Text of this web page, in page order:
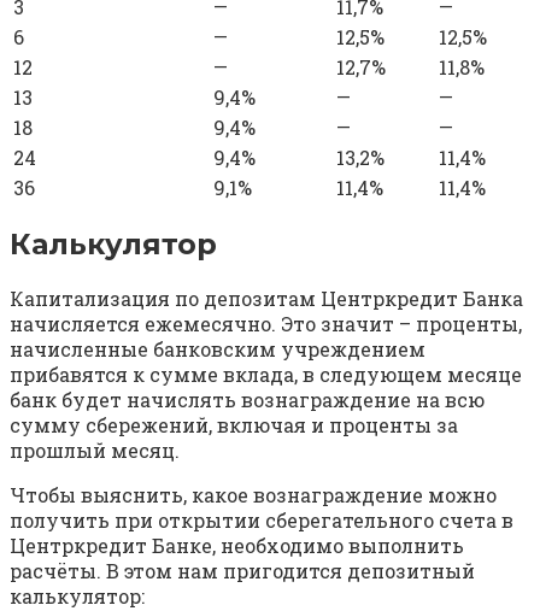
3 — 11,7%
—
6
— 12,5%
12,5%
12
— 12,7%
11,8%
13
9,4% —
—
18
9,4% —
—
24
9,4% 13,2%
11,4%
36
9,1% 11,4% 11,4%
Калькулятор
Капитализация по депозитам Центркредит Банка
начисляется ежемесячно. Это значит – проценты,
начисленные банковским учреждением
прибавятся к сумме вклада, в следующем месяце
банк будет начислять вознаграждение на всю
сумму сбережений, включая и проценты за
прошлый месяц.
Чтобы выяснить, какое вознаграждение можно
получить при открытии сберегательного счета в
Центркредит Банке, необходимо выполнить
расчёты. В этом нам пригодится депозитный
калькулятор: